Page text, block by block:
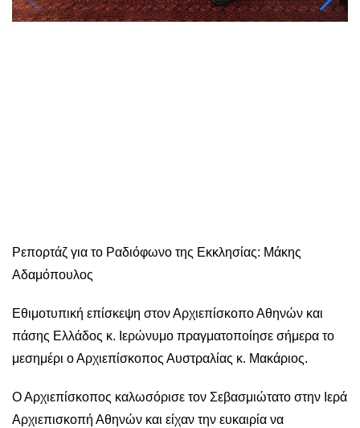
Ρεπορτάζ για το Ραδιόφωνο της Εκκλησίας: Μάκης
Αδαμόπουλος
Εθιμοτυπική επίσκεψη στον Αρχιεπίσκοπο Αθηνών και
πάσης Ελλάδος κ. Ιερώνυμο πραγματοποίησε σήμερα το
μεσημέρι ο Αρχιεπίσκοπος Αυστραλίας κ. Μακάριος.
Ο Αρχιεπίσκοπος καλωσόρισε τον Σεβασμιώτατο στην Ιερά
Αρχιεπισκοπή Αθηνών και είχαν την ευκαιρία να